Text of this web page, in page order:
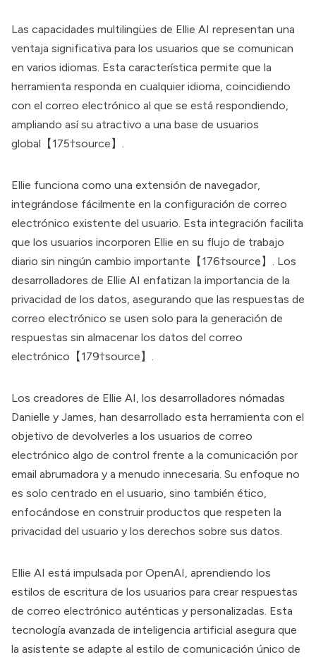
Las capacidades multilingües de Ellie AI representan una
ventaja significativa para los usuarios que se comunican
en varios idiomas. Esta característica permite que la
herramienta responda en cualquier idioma, coincidiendo
con el correo electrónico al que se está respondiendo,
ampliando así su atractivo a una base de usuarios
global【175†source】.
Ellie funciona como una extensión de navegador,
integrándose fácilmente en la configuración de correo
electrónico existente del usuario. Esta integración facilita
que los usuarios incorporen Ellie en su flujo de trabajo
diario sin ningún cambio importante【176†source】. Los
desarrolladores de Ellie AI enfatizan la importancia de la
privacidad de los datos, asegurando que las respuestas de
correo electrónico se usen solo para la generación de
respuestas sin almacenar los datos del correo
electrónico【179†source】.
Los creadores de Ellie AI, los desarrolladores nómadas
Danielle y James, han desarrollado esta herramienta con el
objetivo de devolverles a los usuarios de correo
electrónico algo de control frente a la comunicación por
email abrumadora y a menudo innecesaria. Su enfoque no
es solo centrado en el usuario, sino también ético,
enfocándose en construir productos que respeten la
privacidad del usuario y los derechos sobre sus datos.
Ellie AI está impulsada por OpenAI, aprendiendo los
estilos de escritura de los usuarios para crear respuestas
de correo electrónico auténticas y personalizadas. Esta
tecnología avanzada de inteligencia artificial asegura que
la asistente se adapte al estilo de comunicación único de